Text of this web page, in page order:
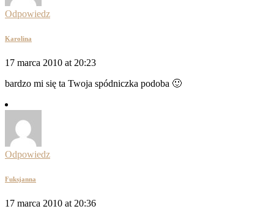
Odpowiedz
Karolina
17 marca 2010 at 20:23
bardzo mi się ta Twoja spódniczka podoba 🙂
Odpowiedz
Fuksjanna
17 marca 2010 at 20:36